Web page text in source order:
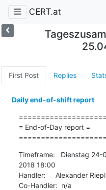
CERT.at
First Post Replies
Daily end-of-shift report
= End-of-Day report =
Timeframe:   Dienstag
2018 18:00
Handler:     Alexander Riepl
Co-Handler:  n/a